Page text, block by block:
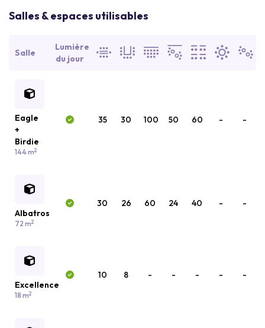
Salles & espaces utilisables
Salle
Lumière
du jour
Eagle
+
Birdie
144 m2
35 30 100 50 60 - -
Albatros
72 m2
30 26 60 24 40 - -
Excellence
18 m2
10 8 - - - - -